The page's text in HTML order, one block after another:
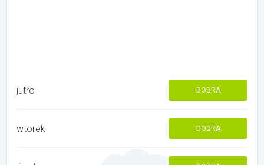
jutro DOBRA
wtorek DOBRA